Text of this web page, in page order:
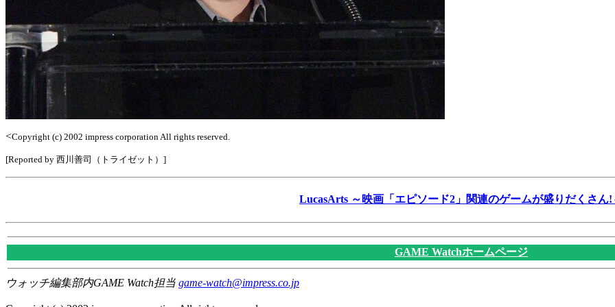
<Copyright (c) 2002 impress corporation All rights reserved.
[Reported by 西川善司（トライゼット）]
LucasArts ～映画「エピソード2」関連のゲームが盛りだくさん!
GAME Watchホームページ
ウォッチ編集部内GAME Watch担当 game-watch@impress.co.jp